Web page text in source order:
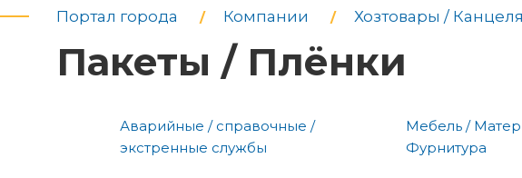
Портал города Компании Хозтовары /
Пакеты / Плёнки
Аварийные / справочные /
экстренные службы
Мебель /
Фурнитура